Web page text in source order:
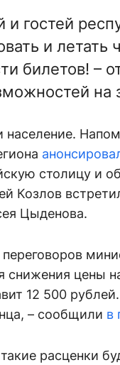
и гостей
и
билетов! –
на
население.
столицу и
Козлов
Цыденова.
снижения цены
12 500
– сообщили в
расценки